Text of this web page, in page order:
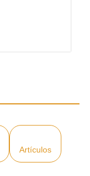
Artículos